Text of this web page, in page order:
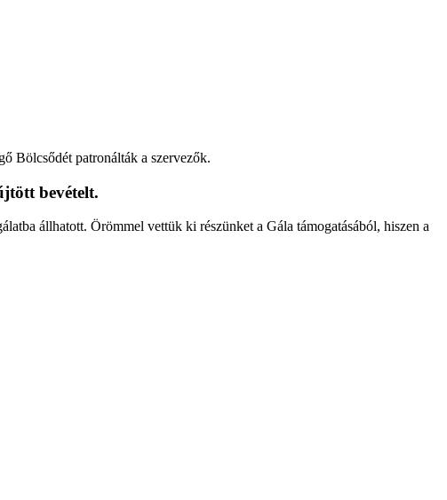
Bölcsődét patronálták a szervezők.
bevételt.
állhatott. Örömmel vettük ki részünket a Gála támogatásából, hiszen a